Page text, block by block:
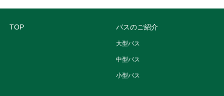
TOP バスのご紹介
大型バス
中型バス
小型バス